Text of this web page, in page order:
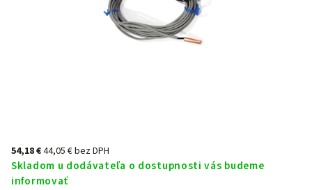
54,18 €44,05 € bez DPH
Skladom u dodávateľa o dostupnosti vás budeme
informovať